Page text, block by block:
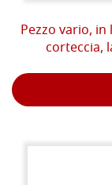
Pezzo vario,
corteccia,